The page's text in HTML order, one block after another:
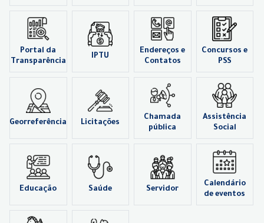
Portal da
Transparência
IPTU
Endereços e
Contatos
Concursos e
PSS
Georreferência Licitações
Chamada
pública
Assistência
Social
Educação Saúde Servidor
Calendário
de eventos